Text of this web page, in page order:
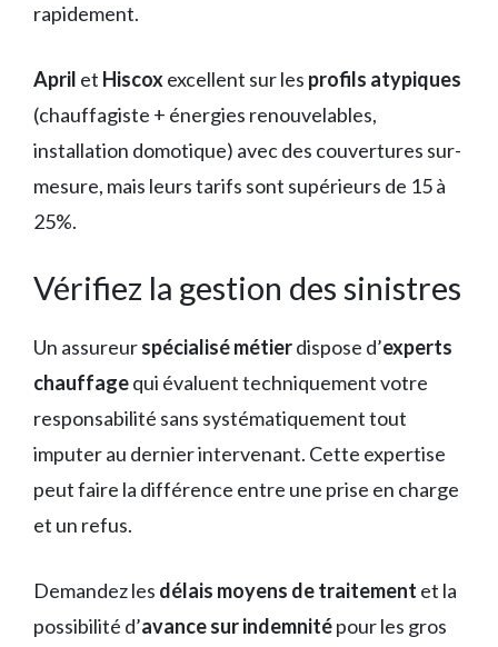
rapidement.
April et Hiscoxexcellent sur les profils atypiques
(chauffagiste + énergies renouvelables,
installation domotique) avec des couvertures sur-
mesure, mais leurs tarifs sont supérieurs de 15 à
25%.
Vérifiez la gestion des sinistres
Un assureurspécialisé métierdispose d’experts
chauffagequi évaluent techniquement votre
responsabilité sans systématiquement tout
imputer au dernier intervenant. Cette expertise
peut faire la différence entre une prise en charge
et un refus.
Demandez les délais moyens de traitement et la
possibilité d’avance sur indemnitépour les gros